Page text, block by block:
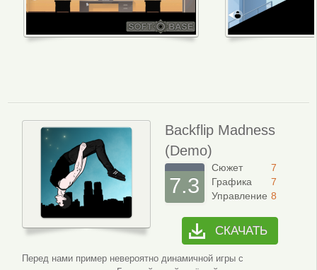
Backflip Madness
(Demo)
7.3
Сюжет
Графика
Управление
7
7
8
СКАЧАТЬ
Перед нами пример невероятно динамичной игры с